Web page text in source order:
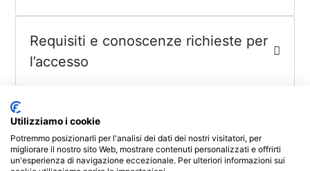
Requisiti e conoscenze richieste per
l’accesso
Prova Finale
Utilizziamo i cookie
Potremmo posizionarli per l'analisi dei dati dei nostri visitatori, per
migliorare il nostro sito Web, mostrare contenuti personalizzati e offrirti
un'esperienza di navigazione eccezionale. Per ulteriori informazioni sui